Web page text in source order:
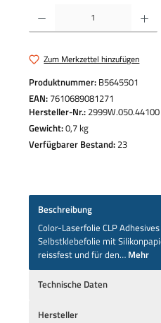
Produkt Anzahl: Gib den
Zum Merkzettel hinzufügen
Produktnummer: B5645501
EAN: 7610689081271
Hersteller-Nr.:2999W.050.44100
Gewicht:0,7 kg
Verfügbarer Bestand:23
Beschreibung
Color-Laserfolie CLP
Selbstklebefolie mit
reissfest und für den… Mehr
Technische Daten
Hersteller